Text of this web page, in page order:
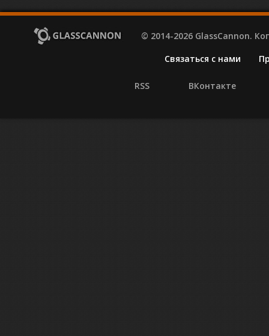
© 2014-2026 GlassCannon.
Связаться с нами
RSS ВКонтакте